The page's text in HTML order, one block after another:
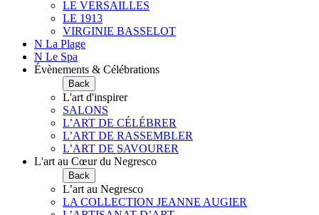
LE VERSAILLES
LE 1913
VIRGINIE BASSELOT
N La Plage
N Le Spa
Évènements & Célébrations
Back
L'art d'inspirer
SALONS
L’ART DE CÉLÉBRER
L’ART DE RASSEMBLER
L’ART DE SAVOURER
L'art au Cœur du Negresco
Back
L’art au Negresco
LA COLLECTION JEANNE AUGIER